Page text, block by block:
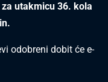
utakmicu 36. kola
odobreni dobit će e-